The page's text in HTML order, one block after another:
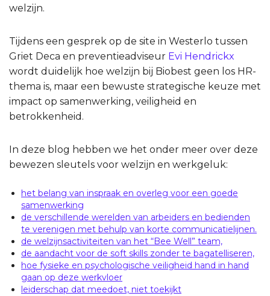
welzijn.
Tijdens een gesprek op de site in Westerlo tussen
Griet Deca en preventieadviseur Evi Hendrickx
wordt duidelijk hoe welzijn bij Biobest geen los HR-
thema is, maar een bewuste strategische keuze met
impact op samenwerking, veiligheid en
betrokkenheid.
In deze blog hebben we het onder meer over deze
bewezen sleutels voor welzijn en werkgeluk:
het belang van inspraak en overleg voor een goede
samenwerking
de verschillende werelden van arbeiders en bedienden
te verenigen met behulp van korte communicatielijnen.
de welzijnsactiviteiten van het “Bee Well” team,
de aandacht voor de soft skills zonder te bagatelliseren,
hoe fysieke en psychologische veiligheid hand in hand
gaan op deze werkvloer
leiderschap dat meedoet, niet toekijkt